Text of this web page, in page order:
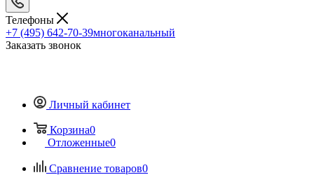
Телефоны
+7 (495) 642-70-39многоканальный
Заказать звонок
Личный кабинет
Корзина0
Отложенные0
Сравнение товаров0